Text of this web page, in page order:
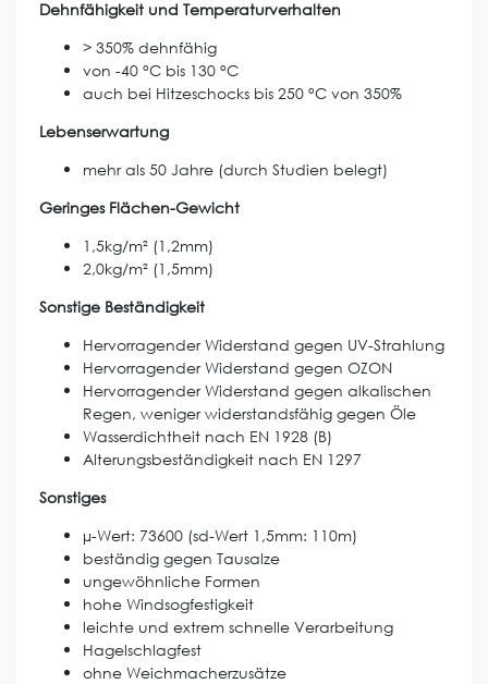
Dehnfähigkeit und Temperaturverhalten
> 350% dehnfähig
von -40 °C bis 130 °C
auch bei Hitzeschocks bis 250 °C von 350%
Lebenserwartung
mehr als 50 Jahre (durch Studien belegt)
Geringes Flächen-Gewicht
1,5kg/m² (1,2mm)
2,0kg/m² (1,5mm)
Sonstige Beständigkeit
Hervorragender Widerstand gegen UV-Strahlung
Hervorragender Widerstand gegen OZON
Hervorragender Widerstand gegen alkalischen
Regen, weniger widerstandsfähig gegen Öle
Wasserdichtheit nach EN 1928 (B)
Alterungsbeständigkeit nach EN 1297
Sonstiges
µ-Wert: 73600 (sd-Wert 1,5mm: 110m)
beständig gegen Tausalze
ungewöhnliche Formen
hohe Windsogfestigkeit
leichte und extrem schnelle Verarbeitung
Hagelschlagfest
ohne Weichmacherzusätze